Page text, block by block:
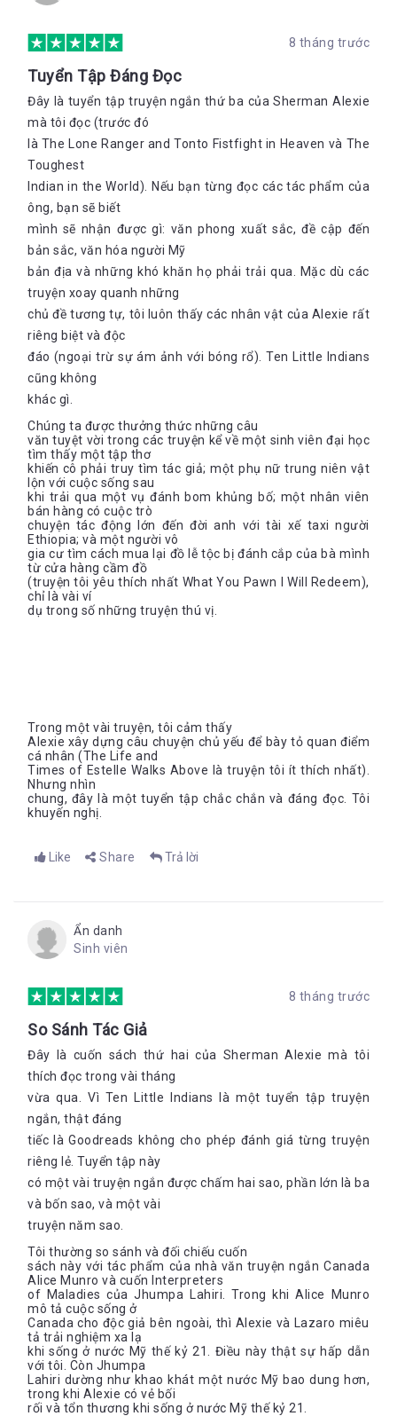
8 tháng trước
Tuyển Tập Đáng Đọc
Đây là tuyển tập truyện ngắn thứ ba của Sherman Alexie
mà tôi đọc (trước đó
là The Lone Ranger and Tonto Fistfight in Heaven và The
Toughest
Indian in the World). Nếu bạn từng đọc các tác phẩm của
ông, bạn sẽ biết
mình sẽ nhận được gì: văn phong xuất sắc, đề cập đến
bản sắc, văn hóa người Mỹ
bản địa và những khó khăn họ phải trải qua. Mặc dù các
truyện xoay quanh những
chủ đề tương tự, tôi luôn thấy các nhân vật của Alexie rất
riêng biệt và độc
đáo (ngoại trừ sự ám ảnh với bóng rổ). Ten Little Indians
cũng không
khác gì.
Chúng ta được thưởng thức những câu
văn tuyệt vời trong các truyện kể về một sinh viên đại học
tìm thấy một tập thơ
khiến cô phải truy tìm tác giả; một phụ nữ trung niên vật
lộn với cuộc sống sau
khi trải qua một vụ đánh bom khủng bố; một nhân viên
bán hàng có cuộc trò
chuyện tác động lớn đến đời anh với tài xế taxi người
Ethiopia; và một người vô
gia cư tìm cách mua lại đồ lễ tộc bị đánh cắp của bà mình
từ cửa hàng cầm đồ
(truyện tôi yêu thích nhất What You Pawn I Will Redeem),
chỉ là vài ví
dụ trong số những truyện thú vị.
Trong một vài truyện, tôi cảm thấy
Alexie xây dựng câu chuyện chủ yếu để bày tỏ quan điểm
cá nhân (The Life and
Times of Estelle Walks Above là truyện tôi ít thích nhất).
Nhưng nhìn
chung, đây là một tuyển tập chắc chắn và đáng đọc. Tôi
khuyến nghị.
Like Share Trả lời
Ẩn danh
Sinh viên
8 tháng trước
So Sánh Tác Giả
Đây là cuốn sách thứ hai của Sherman Alexie mà tôi
thích đọc trong vài tháng
vừa qua. Vì Ten Little Indians là một tuyển tập truyện
ngắn, thật đáng
tiếc là Goodreads không cho phép đánh giá từng truyện
riêng lẻ. Tuyển tập này
có một vài truyện ngắn được chấm hai sao, phần lớn là ba
và bốn sao, và một vài
truyện năm sao.
Tôi thường so sánh và đối chiếu cuốn
sách này với tác phẩm của nhà văn truyện ngắn Canada
Alice Munro và cuốn Interpreters
of Maladies của Jhumpa Lahiri. Trong khi Alice Munro
mô tả cuộc sống ở
Canada cho độc giả bên ngoài, thì Alexie và Lazaro miêu
tả trải nghiệm xa lạ
khi sống ở nước Mỹ thế kỷ 21. Điều này thật sự hấp dẫn
với tôi. Còn Jhumpa
Lahiri dường như khao khát một nước Mỹ bao dung hơn,
trong khi Alexie có vẻ bối
rối và tổn thương khi sống ở nước Mỹ thế kỷ 21.